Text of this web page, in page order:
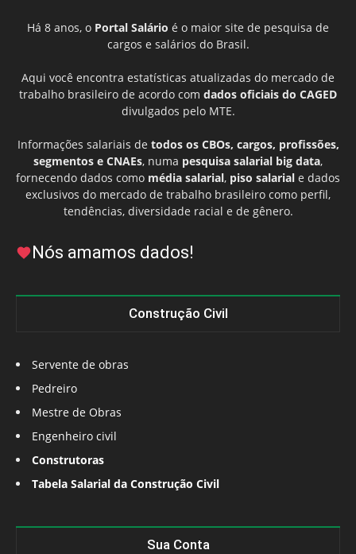
Há 8 anos, o Portal Salário é o maior site de pesquisa de
cargos e salários do Brasil.
Aqui você encontra estatísticas atualizadas do mercado de
trabalho brasileiro de acordo com dados oficiais do CAGED
divulgados pelo MTE.
Informações salariais de todos os CBOs, cargos, profissões,
segmentos e CNAEs, numa pesquisa salarial big data,
fornecendo dados como média salarial, piso salarial e dados
exclusivos do mercado de trabalho brasileiro como perfil,
tendências, diversidade racial e de gênero.
Nós amamos dados!
Construção Civil
Servente de obras
Pedreiro
Mestre de Obras
Engenheiro civil
Construtoras
Tabela Salarial da Construção Civil
Sua Conta